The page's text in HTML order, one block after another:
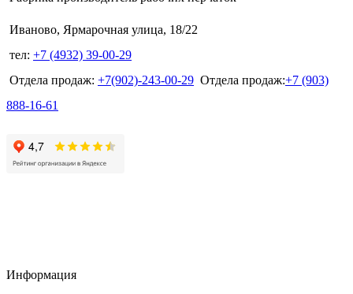
Иваново, Ярмарочная улица, 18/22
тел: +7 (4932) 39-00-29
Отдела продаж: +7(902)-243-00-29 Отдела продаж:+7 (903)
888-16-61
Информация